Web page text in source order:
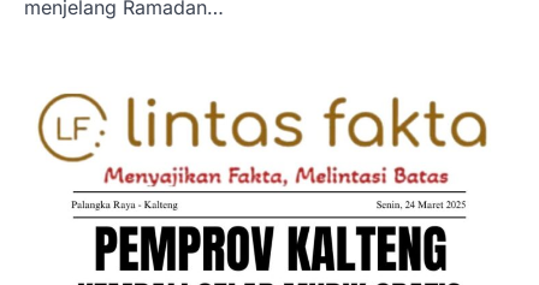
menjelang Ramadan…